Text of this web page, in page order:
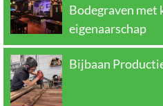
Bodegraven met
eigenaarschap
Bijbaan